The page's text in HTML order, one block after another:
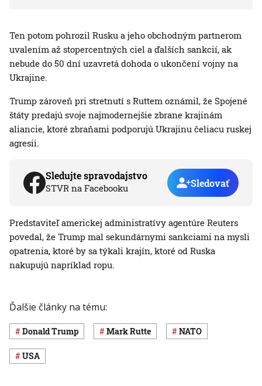
Ten potom pohrozil Rusku a jeho obchodným partnerom
uvalením až stopercentných ciel a ďalších sankcií, ak
nebude do 50 dní uzavretá dohoda o ukončení vojny na
Ukrajine.
Trump zároveň pri stretnutí s Ruttem oznámil, že Spojené
štáty predajú svoje najmodernejšie zbrane krajinám
aliancie, ktoré zbraňami podporujú Ukrajinu čeliacu ruskej
agresii.
Sledujte spravodajstvo
STVR na Facebooku Sledovať
Predstaviteľ americkej administratívy agentúre Reuters
povedal, že Trump mal sekundárnymi sankciami na mysli
opatrenia, ktoré by sa týkali krajín, ktoré od Ruska
nakupujú napríklad ropu.
Ďalšie články na tému:
Donald Trump Mark Rutte NATO
USA